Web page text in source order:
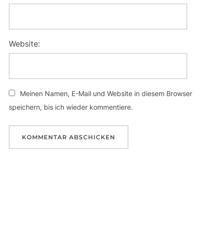
Website:
Meinen Namen, E-Mail und Website in diesem Browser
speichern, bis ich wieder kommentiere.